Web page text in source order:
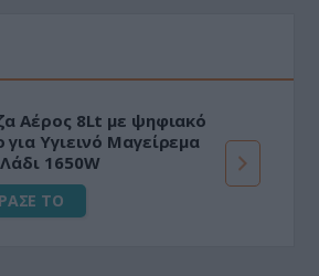
«Μαγική» φόρμουλα τριβόλι
για αύξηση της λίμπιντο